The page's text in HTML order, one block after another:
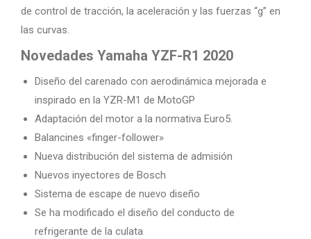
de control de tracción, la aceleración y las fuerzas “g” en
las curvas.
Novedades Yamaha YZF-R1 2020
Diseño del carenado con aerodinámica mejorada e
inspirado en la YZR-M1 de MotoGP
Adaptación del motor a la normativa Euro5.
Balancines «finger-follower»
Nueva distribución del sistema de admisión
Nuevos inyectores de Bosch
Sistema de escape de nuevo diseño
Se ha modificado el diseño del conducto de
refrigerante de la culata